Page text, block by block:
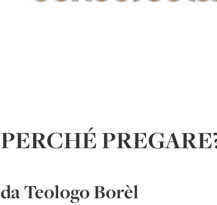
PERCHÉ
da Teologo Borèl